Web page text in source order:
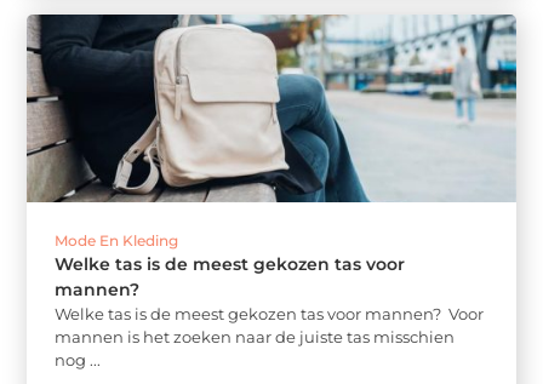
Mode En Kleding
Welke tas is de meest gekozen tas voor
mannen?
Welke tas is de meest gekozen tas voor mannen? Voor
mannen is het zoeken naar de juiste tas misschien
nog ...